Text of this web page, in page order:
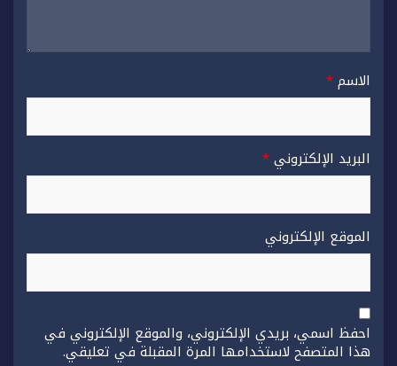
الاسم*
البريد الإلكتروني*
الموقع الإلكتروني
احفظ اسمي، بريدي الإلكتروني، والموقع الإلكتروني في
هذا المتصفح لاستخدامها المرة المقبلة في تعليقي.